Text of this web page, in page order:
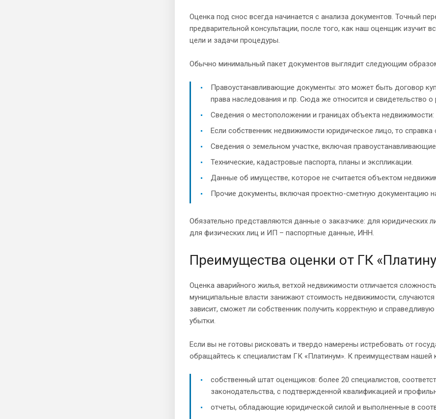
Оценка под снос всегда начинается с анализа документов. Точный
предварительной консультации, после того, как наш оценщик изучит
цели и задачи процедуры.
Обычно минимальный пакет документов выглядит следующим
Правоустанавливающие документы: это может быть договор
права наследования и пр. Сюда же относится и свидетельство о
Сведения о местоположении и границах объекта недвижимости:
Если собственник недвижимости юридическое лицо, то
Сведения о земельном участке, включая
Технические, кадастровые паспорта, планы и экспликации.
Данные об имуществе, которое не считается объектом
Прочие документы, включая проектно-сметную документацию
Обязательно представляются данные о заказчике: для юридических
для физических лиц и ИП – паспортные данные, ИНН.
Преимущества оценки от ГК
Оценка аварийного жилья, ветхой недвижимости отличается
муниципальные власти занижают стоимость недвижимости,
зависит, сможет ли собственник получить корректную и
убытки.
Если вы не готовы рисковать и твердо намерены истребовать от
обращайтесь к специалистам ГК «Платинум». К преимуществам нашей
собственный штат оценщиков: более 20 специалистов,
законодательства, с подтвержденной квалификацией и
отчеты, обладающие юридической силой и выполненные в